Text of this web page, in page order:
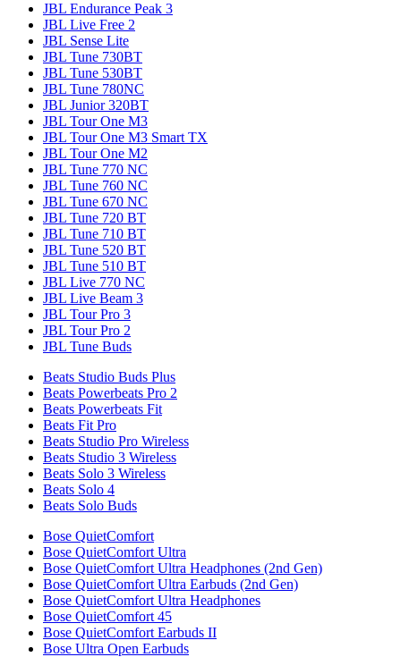
JBL Endurance Peak 3
JBL Live Free 2
JBL Sense Lite
JBL Tune 730BT
JBL Tune 530BT
JBL Tune 780NC
JBL Junior 320BT
JBL Tour One M3
JBL Tour One M3 Smart TX
JBL Tour One M2
JBL Tune 770 NC
JBL Tune 760 NC
JBL Tune 670 NC
JBL Tune 720 BT
JBL Tune 710 BT
JBL Tune 520 BT
JBL Tune 510 BT
JBL Live 770 NC
JBL Live Beam 3
JBL Tour Pro 3
JBL Tour Pro 2
JBL Tune Buds
Beats Studio Buds Plus
Beats Powerbeats Pro 2
Beats Powerbeats Fit
Beats Fit Pro
Beats Studio Pro Wireless
Beats Studio 3 Wireless
Beats Solo 3 Wireless
Beats Solo 4
Beats Solo Buds
Bose QuietComfort
Bose QuietComfort Ultra
Bose QuietComfort Ultra Headphones (2nd Gen)
Bose QuietComfort Ultra Earbuds (2nd Gen)
Bose QuietComfort Ultra Headphones
Bose QuietComfort 45
Bose QuietComfort Earbuds II
Bose Ultra Open Earbuds